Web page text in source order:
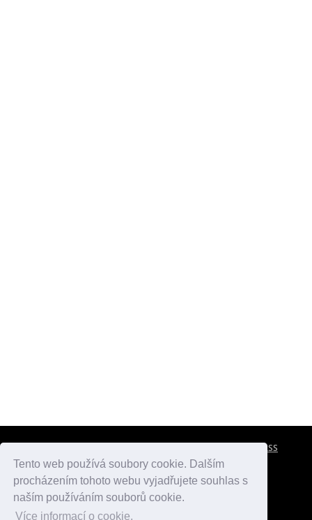
Tento web používá soubory cookie. Dalším
procházením tohoto webu vyjadřujete souhlas s
naším používáním souborů cookie.
Více informací o cookie.
RSS
atlaspamatek.info